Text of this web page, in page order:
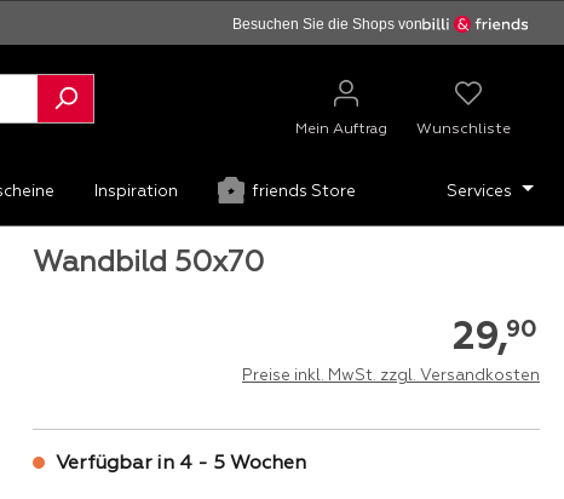
Besuchen Sie die Shops von
Mein Auftrag Wunschliste
Inspiration friends Store Services
Wandbild 50x70
29,90
Preise inkl. MwSt. zzgl. Versandkosten
Verfügbar in 4 - 5 Wochen